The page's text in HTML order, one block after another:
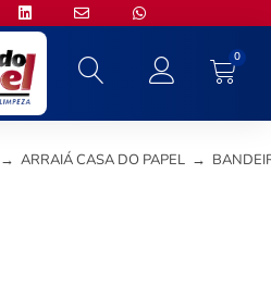
0
→ ARRAIÁ CASA DO PAPEL →